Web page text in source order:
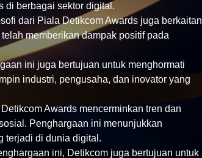
di berbagai sektor digital.
dari Piala Detikcom Awards juga berkaitan
memberikan dampak positif pada
ini juga bertujuan untuk menghormati
industri, pengusaha, dan inovator yang
Awards mencerminkan tren dan
Penghargaan ini menunjukkan
terjadi di dunia digital.
ini, Detikcom juga bertujuan untuk